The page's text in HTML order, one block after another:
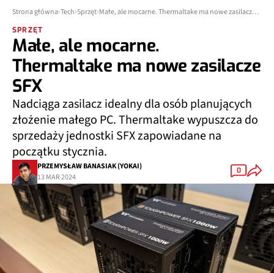
Strona główna Tech Sprzęt Małe, ale mocarne. Thermaltake ma nowe zasilacze SFX
SPRZĘT
Małe, ale mocarne.
Thermaltake ma nowe zasilacze
SFX
Nadciąga zasilacz idealny dla osób planujących
złożenie małego PC. Thermaltake wypuszcza do
sprzedaży jednostki SFX zapowiadane na
początku stycznia.
PRZEMYSŁAW BANASIAK (YOKAI)
13 MAR 2024
0